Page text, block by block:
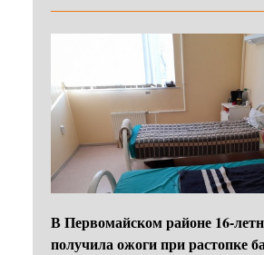
В Первомайском районе
получила ожоги при растопке